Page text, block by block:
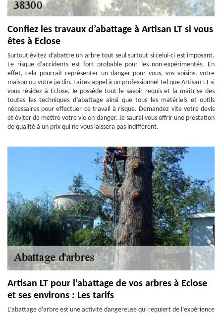
Confiez les travaux d’abattage à Artisan LT si vous
êtes à Eclose
Surtout évitez d’abattre un arbre tout seul surtout si celui-ci est imposant.
Le risque d’accidents est fort probable pour les non-expérimentés. En
effet, cela pourrait représenter un danger pour vous, vos voisins, votre
maison ou votre jardin. Faites appel à un professionnel tel que Artisan LT si
vous résidez à Eclose. Je possède tout le savoir requis et la maitrise des
toutes les techniques d’abattage ainsi que tous les matériels et outils
nécessaires pour effectuer ce travail à risque. Demandez vite votre devis
et éviter de mettre votre vie en danger. Je saurai vous offrir une prestation
de qualité à un prix qui ne vous laissera pas indifférent.
Artisan LT pour l’abattage de vos arbres à Eclose
et ses environs : Les tarifs
L’abattage d’arbre est une activité dangereuse qui requiert de l’expérience